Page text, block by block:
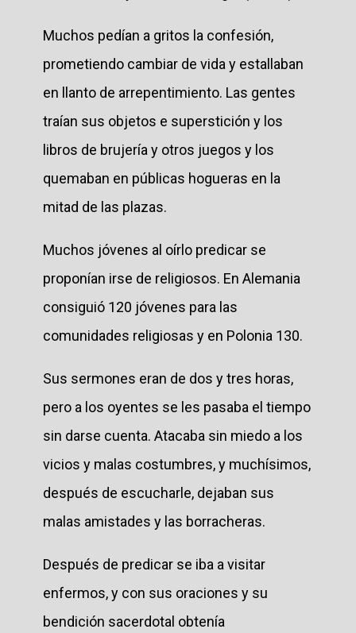
Muchos pedían a gritos la confesión,
prometiendo cambiar de vida y estallaban
en llanto de arrepentimiento. Las gentes
traían sus objetos e superstición y los
libros de brujería y otros juegos y los
quemaban en públicas hogueras en la
mitad de las plazas.
Muchos jóvenes al oírlo predicar se
proponían irse de religiosos. En Alemania
consiguió 120 jóvenes para las
comunidades religiosas y en Polonia 130.
Sus sermones eran de dos y tres horas,
pero a los oyentes se les pasaba el tiempo
sin darse cuenta. Atacaba sin miedo a los
vicios y malas costumbres, y muchísimos,
después de escucharle, dejaban sus
malas amistades y las borracheras.
Después de predicar se iba a visitar
enfermos, y con sus oraciones y su
bendición sacerdotal obtenía